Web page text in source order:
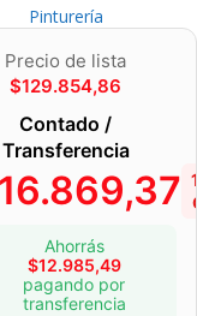
Pinturería
Precio de lista
$129.854,86
Contado /
Transferencia
Ahorrás
$12.985,49
pagando por
transferencia